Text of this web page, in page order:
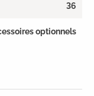
36
optionnels